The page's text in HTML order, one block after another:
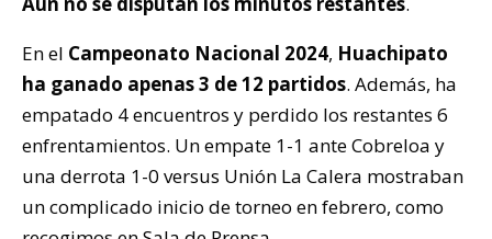
En el Campeonato Nacional 2024, Huachipato
ha ganado apenas 3 de 12 partidos. Además, ha
empatado 4 encuentros y perdido los restantes 6
enfrentamientos. Un empate 1-1 ante Cobreloa y
una derrota 1-0 versus Unión La Calera mostraban
un complicado inicio de torneo en febrero, como